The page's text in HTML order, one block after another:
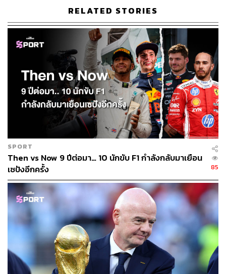
ABOUT THE AUTHOR
THE STANDARD TEAM
กองบรรณาธิการ THE STANDARD
RELATED STORIES
SPORT
Then vs Now 9 ปีต่อมา… 10 นักขับ F1 กำลังกลับมาเยือน
เซปังอีกครั้ง
85